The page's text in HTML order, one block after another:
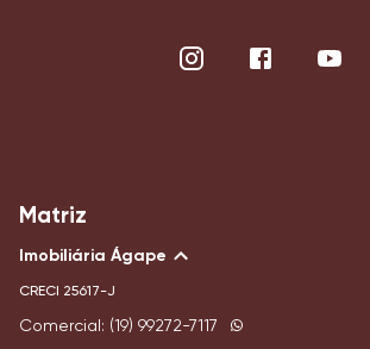
Matriz
Imobiliária Ágape
CRECI 25617-J
Comercial: (19) 99272-7117